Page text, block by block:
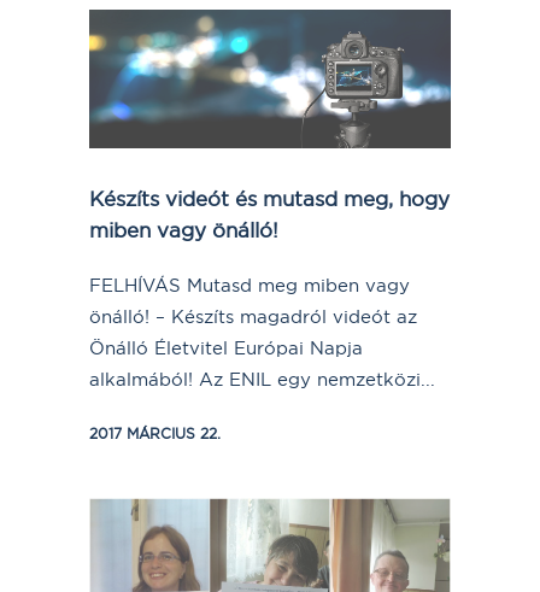
Készíts videót és mutasd meg, hogy
miben vagy önálló!
FELHÍVÁS Mutasd meg miben vagy
önálló! – Készíts magadról videót az
Önálló Életvitel Európai Napja
alkalmából! Az ENIL egy nemzetközi...
2017 MÁRCIUS 22.